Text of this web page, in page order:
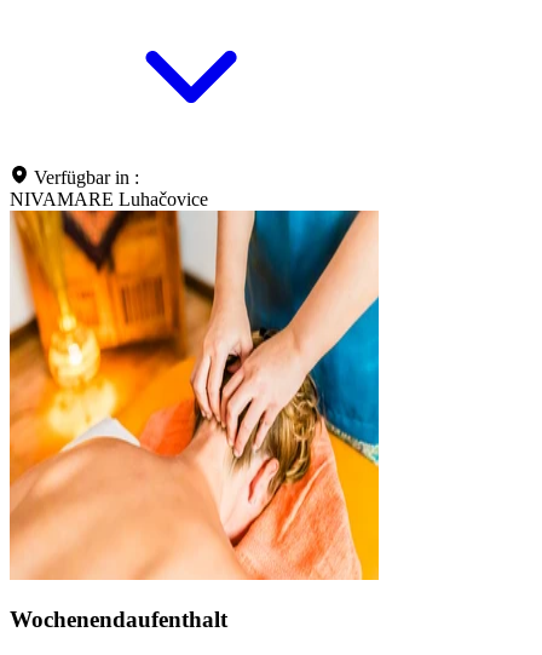
Verfügbar in :
NIVAMARE Luhačovice
Wochenendaufenthalt